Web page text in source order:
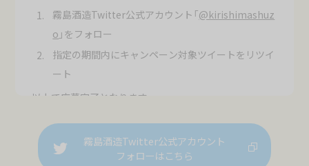
霧島酒造Twitter公式アカウント「@kirishimashuz
o 」をフォロー
指定の期間内にキャンペーン対象ツイートをリツイ
ート
以上で応募完了となります。
3回の応募が可能です。）
霧島酒造Twitter公式アカウント
フォローはこちら